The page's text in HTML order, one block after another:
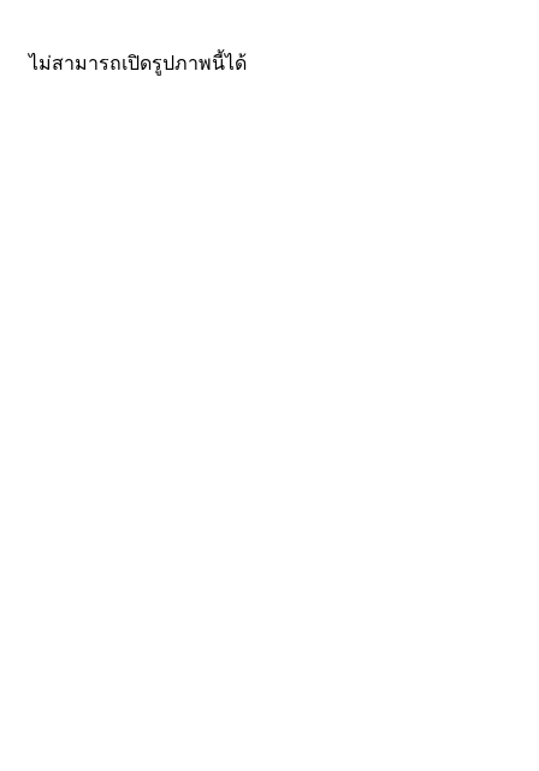
ไม่สามารถเปิดรูปภาพนี้ได้